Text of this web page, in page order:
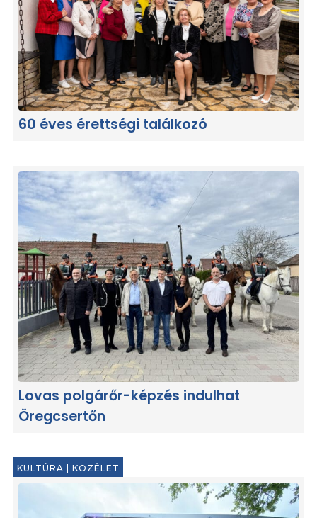
60 éves érettségi találkozó
Lovas polgárőr-képzés indulhat
Öregcsertőn
KULTÚRA KÖZÉLET